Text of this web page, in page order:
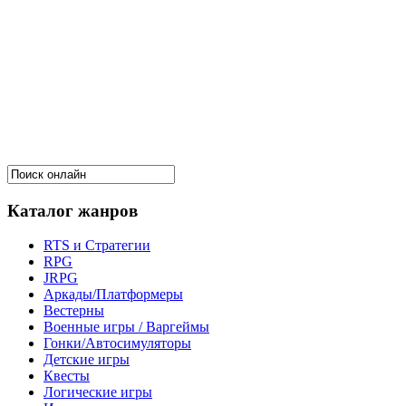
Каталог жанров
RTS и Стратегии
RPG
JRPG
Аркады/Платформеры
Вестерны
Военные игры / Варгеймы
Гонки/Автосимуляторы
Детские игры
Квесты
Логические игры